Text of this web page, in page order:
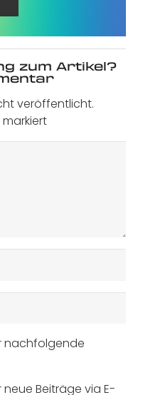
zum Artikel?
veröffentlicht.
markiert
nachfolgende
Beiträge via E-